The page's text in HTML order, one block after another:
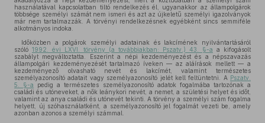
használatával kapcsolatban tiltó rendelkezés él, ugyanakkor az állampolgárok
többsége személyi számát nem ismeri és azt az újkeletű személyi igazolványok
már nem tartalmazzák. A törvényi rendelkezésnek egyébként sincs semmiféle
alkotmányos indoka.
Időközben a polgárok személyi adatainak és lakcímének nyilvántartásáról
szóló 1992. évi LXVI. törvény (a továbbiakban: Pszatv.) 43. §-a a kifogásolt
szabályt megváltoztatta. Eszerint a népi kezdeményezést és a népszavazás
állampolgári kezdeményezését tartalmazó íveken — az aláírások mellett — a
kezdeményező olvasható nevét és lakcímét, valamint természetes
személyazonosító adatait vagy személyazonosító jelét kell feltüntetni. A Pszatv.
5. §-a pedig a természetes személyazonosító adatok fogalmába tartozónak a
családi és utóneveket, a nők leánykori nevét, a nemet, a születési helyet és időt,
valamint az anya családi és utónevét tekinti. A törvény a személyi szám fogalma
helyett, új szóhasználatként, a személyazonosító jel fogalmát vezeti be, amely
azonban azonos a személyi számmal.